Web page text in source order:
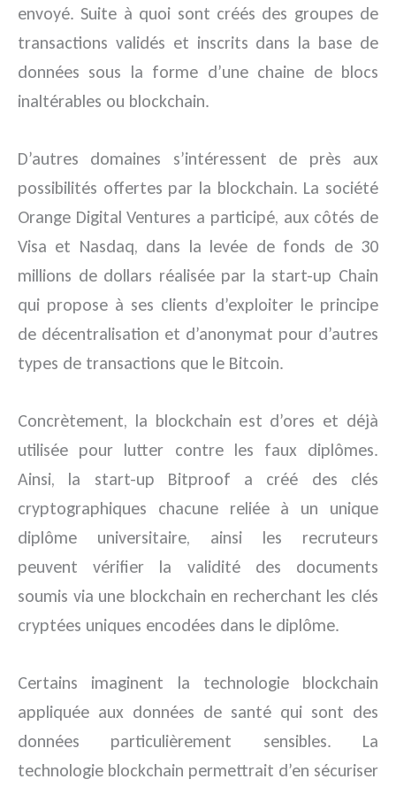
envoyé. Suite à quoi sont créés des groupes de
transactions validés et inscrits dans la base de
données sous la forme d’une chaine de blocs
inaltérables ou blockchain.
D’autres domaines s’intéressent de près aux
possibilités offertes par la blockchain. La société
Orange Digital Ventures a participé, aux côtés de
Visa et Nasdaq, dans la levée de fonds de 30
millions de dollars réalisée par la start-up Chain
qui propose à ses clients d’exploiter le principe
de décentralisation et d’anonymat pour d’autres
types de transactions que le Bitcoin.
Concrètement, la blockchain est d’ores et déjà
utilisée pour lutter contre les faux diplômes.
Ainsi, la start-up Bitproof a créé des clés
cryptographiques chacune reliée à un unique
diplôme universitaire, ainsi les recruteurs
peuvent vérifier la validité des documents
soumis via une blockchain en recherchant les clés
cryptées uniques encodées dans le diplôme.
Certains imaginent la technologie blockchain
appliquée aux données de santé qui sont des
données particulièrement sensibles. La
technologie blockchain permettrait d’en sécuriser